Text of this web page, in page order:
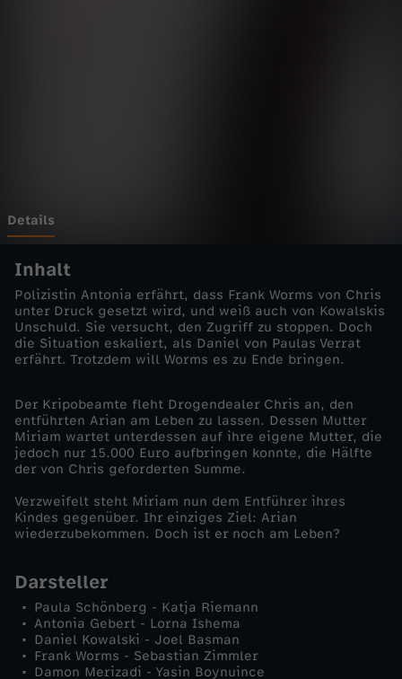
S
o
n
n
a
b
e
n
d
:
Z
Details
Inhalt
Polizistin Antonia erfährt, dass Frank Worms von Chris
unter Druck gesetzt wird, und weiß auch von Kowalskis
Unschuld. Sie versucht, den Zugriff zu stoppen. Doch
die Situation eskaliert, als Daniel von Paulas Verrat
erfährt. Trotzdem will Worms es zu Ende bringen.
Der Kripobeamte fleht Drogendealer Chris an, den
entführten Arian am Leben zu lassen. Dessen Mutter
Miriam wartet unterdessen auf ihre eigene Mutter, die
jedoch nur 15.000 Euro aufbringen konnte, die Hälfte
der von Chris geforderten Summe.
Verzweifelt steht Miriam nun dem Entführer ihres
Kindes gegenüber. Ihr einziges Ziel: Arian
wiederzubekommen. Doch ist er noch am Leben?
Darsteller
Paula Schönberg - Katja Riemann
Antonia Gebert - Lorna Ishema
Daniel Kowalski - Joel Basman
Frank Worms - Sebastian Zimmler
Damon Merizadi - Yasin Boynuince